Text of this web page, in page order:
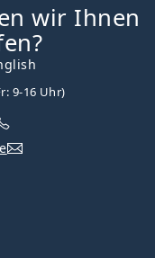
wir Ihnen
9-16 Uhr)